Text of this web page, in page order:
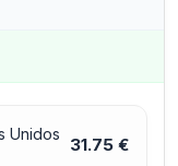
Unidos 31.75 €